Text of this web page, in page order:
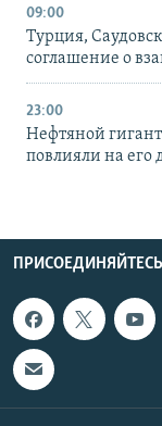
09:00
Турция,
соглашение о
23:00
Нефтяной
повлияли на его